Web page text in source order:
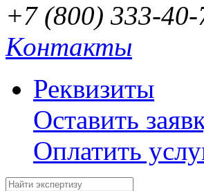
+7 (800) 333-40-
Контакты
Реквизиты
Оставить
Оплатить